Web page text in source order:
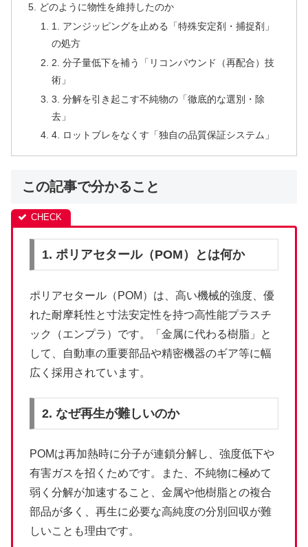
どのように物性を維持したのか
1. アンジッピングを止める「特殊安定剤・捕捉剤」
の処方
2. 分子量低下を補う「リコンパウンド（再配合）技
術」
3. 分解を引き起こす不純物の「徹底的な選別・除
去」
4. ロットブレをなくす「独自の品質保証システム」
この記事で分かること
1. ポリアセタール（POM）とは何か
ポリアセタール（POM）は、高い機械的強度、優
れた耐摩耗性と寸法安定性を持つ高性能プラスチ
ック（エンプラ）です。「金属に代わる樹脂」と
して、自動車の重要部品や精密機器のギア等に幅
広く採用されています。
2. なぜ再生が難しいのか
POMは再加熱時に分子が連鎖分解し、強度低下や
有害ガスを招くためです。また、不純物に極めて
弱く分解が加速すること、金属や他樹脂との複合
部品が多く、再生に必要な高純度の分別回収が難
しいことも理由です。